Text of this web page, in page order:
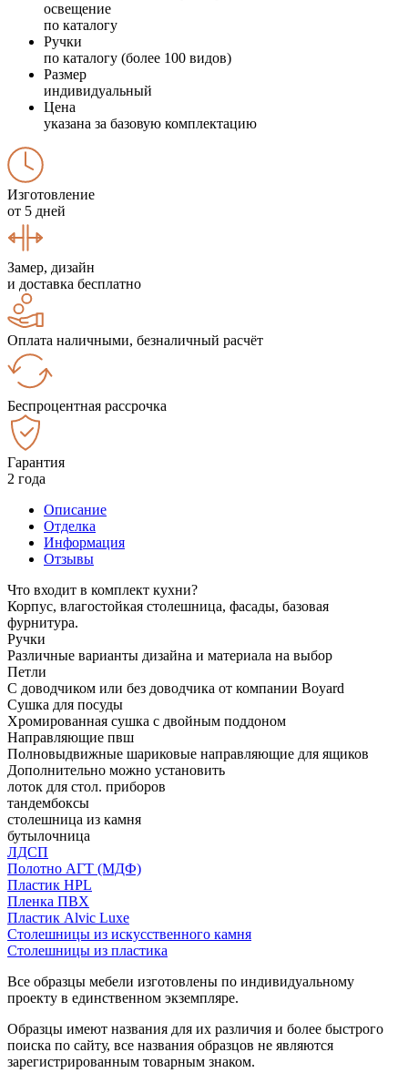
освещение
по каталогу
Ручки
по каталогу (более 100 видов)
Размер
индивидуальный
Цена
указана за базовую комплектацию
Изготовление
от 5 дней
Замер, дизайн
и доставка бесплатно
Оплата наличными, безналичный расчёт
Беспроцентная рассрочка
Гарантия
2 года
Описание
Отделка
Информация
Отзывы
Что входит в комплект кухни?
Корпус, влагостойкая столешница, фасады, базовая
фурнитура.
Ручки
Различные варианты дизайна и материала на выбор
Петли
С доводчиком или без доводчика от компании Boyard
Сушка для посуды
Хромированная сушка с двойным поддоном
Направляющие пвш
Полновыдвижные шариковые направляющие для ящиков
Дополнительно можно установить
лоток для стол. приборов
тандембоксы
столешница из камня
бутылочница
ЛДСП
Полотно АГТ (МДФ)
Пластик HPL
Пленка ПВХ
Пластик Alvic Luxe
Столешницы из искусственного камня
Столешницы из пластика
Все образцы мебели изготовлены по индивидуальному
проекту в единственном экземпляре.
Образцы имеют названия для их различия и более быстрого
поиска по сайту, все названия образцов не являются
зарегистрированным товарным знаком.